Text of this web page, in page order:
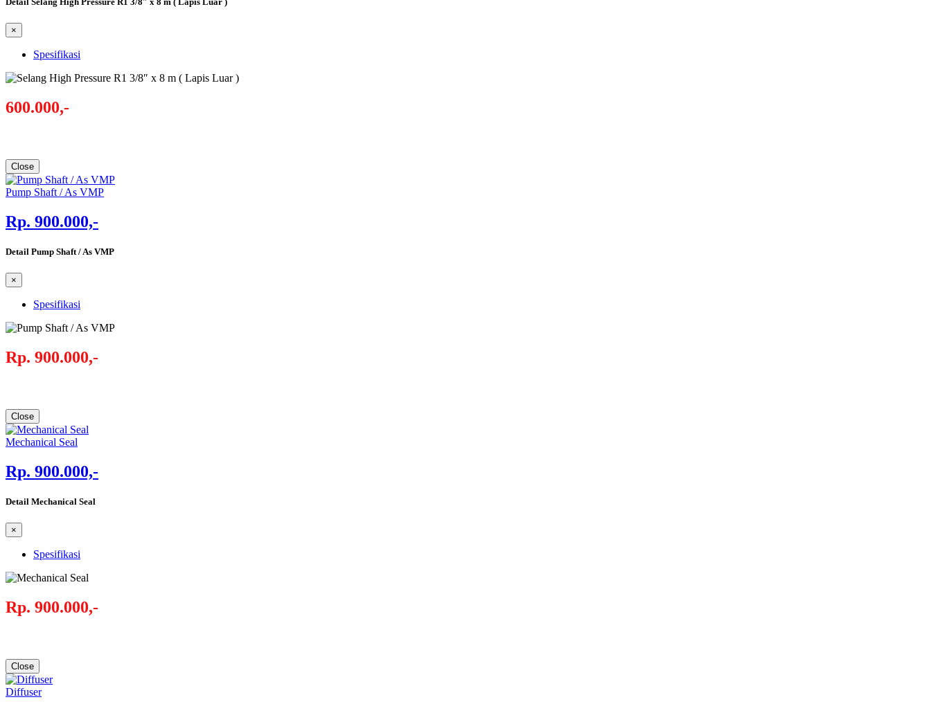
×
Spesifikasi
600.000,-
Close
Pump Shaft / As VMP
Rp. 900.000,-
Detail Pump Shaft / As VMP
×
Spesifikasi
Rp. 900.000,-
Close
Mechanical Seal
Rp. 900.000,-
Detail Mechanical Seal
×
Spesifikasi
Rp. 900.000,-
Close
Diffuser